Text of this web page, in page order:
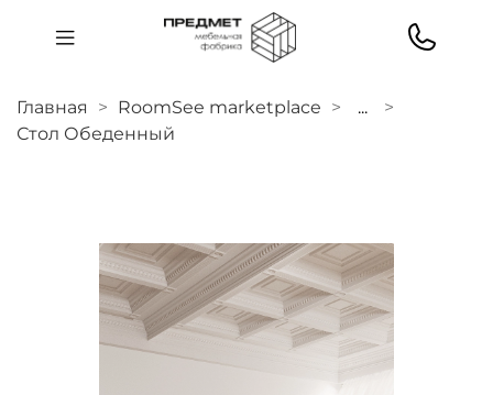
Главная RoomSee marketplace
...
Стол Обеденный